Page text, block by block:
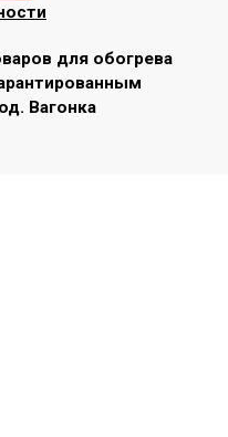
для обогрева
Вагонка